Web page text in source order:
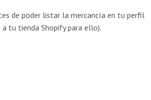
de poder listar la mercancía en tu perfil
tu tienda Shopify para ello).